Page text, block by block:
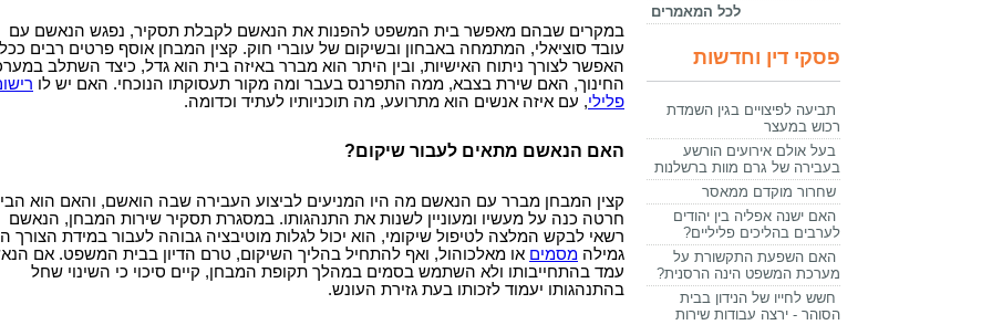
במקרים שבהם מאפשר בית המשפט להפנות את הנאשם לקבלת תסקיר, נפגש הנאשם עם
עובד סוציאלי, המתמחה באבחון ובשיקום של עוברי חוק. קצין המבחן אוסף פרטים רבים ככל
האפשר לצורך ניתוח האישיות, ובין היתר הוא מברר באיזה בית הוא גדל, כיצד השתלב
החינוך, האם שירת בצבא, ממה התפרנס בעבר ומה מקור תעסוקתו הנוכחי. האם יש לו
פלילי, עם איזה אנשים הוא מתרועע, מה תוכניותיו לעתיד וכדומה.
האם הנאשם מתאים לעבור שיקום?
קצין המבחן מברר עם הנאשם מה היו המניעים לביצוע העבירה שבה הואשם, והאם הוא
חרטה כנה על מעשיו ומעוניין לשנות את התנהגותו. במסגרת תסקיר שירות המבחן, הנאשם
רשאי לבקש המלצה לטיפול שיקומי, הוא יכול לגלות מוטיבציה גבוהה לעבור במידת הצורך
גמילה מסמים או מאלכוהול, ואף להתחיל בהליך השיקום, טרם הדיון בבית המשפט. אם
עמד בהתחייבותו ולא השתמש בסמים במהלך תקופת המבחן, קיים סיכוי כי השינוי שחל
בהתנהגותו יעמוד לזכותו בעת גזירת העונש.
לכל המאמרים
פסקי דין וחדשות
תביעה לפיצויים בגין השמדת
רכוש במעצר
בעל אולם אירועים הורשע
בעבירה של גרם מוות ברשלנות
שחרור מוקדם ממאסר
האם ישנה אפליה בין יהודים
לערבים בהליכים פליליים?
האם השפעת התקשורת על
מערכת המשפט הינה הרסנית?
חשש לחייו של הנידון בבית
הסוהר - ירצה עבודות שירות